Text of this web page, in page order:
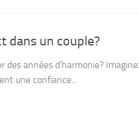
dans un couple?
années d’harmonie?
une confiance...